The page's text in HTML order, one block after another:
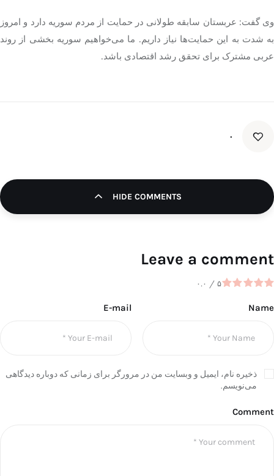
وی گفت: عربستان سابقه طولانی در حمایت از مردم سوریه دارد و امروز
به شدت به این حمایت‌ها نیاز داریم. ما می‌خواهیم سوریه بخشی از روند
عربی مشترک برای تحقق رشد اقتصادی باشد.
۰
HIDE COMMENTS
Leave a comment
۰.۰ / ۵
Name
E-mail
ذخیره نام، ایمیل و وبسایت من در مرورگر برای زمانی که دوباره دیدگاهی
می‌نویسم.
Comment